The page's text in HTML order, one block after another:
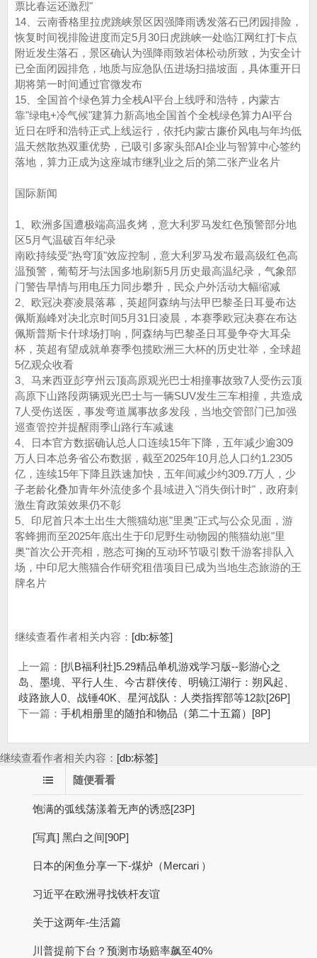
票比春运还激烈"
14、云南香格里拉虎跳峡景区因强降雨诱发落石已闭园排险，
恢复时间视排险进度而定5月30日虎跳峡一处临江网红打卡点
附近发生落石，景区确认为强降雨致岩体松动所致，为安全计
已全面闭园排危，地质与应急队伍进场扫描坡面，具体重开日
期将第一时间通过官微发布
15、全国首个绿色算力全栈AI平台上线呼和浩特，内蒙古
靠"绿电+冷气候"建算力新高地全国首个全栈绿色算力AI平台
近日在呼和浩特正式上线运行，依托内蒙古廉价风电与年均低
温天然散热双重优势，已吸引多家头部AI企业与智算中心签约
落地，算力正成为这座城市继乳业之后的第二张产业名片
国际新闻
1、欧洲多国遭极端高温炙烤，意大利罗马发红色预警部分地
区5月气温破百年纪录
南欧持续受"热穹顶"效应控制，意大利罗马发布最高级红色高
温预警，葡萄牙与法国多地刷新5月历史最高温纪录，气象部
门警告旱情与用电压力同步攀升，民众户外活动大幅缩减
2、欧冠决赛凌晨落幕，英超阿森纳与法甲巴黎圣日耳曼布达
佩斯巅峰对决北京时间5月31日凌晨，本赛季欧冠决赛在布达
佩斯普斯卡什球场打响，阿森纳与巴黎圣日耳曼争夺大耳朵
杯，英超有望成就单赛季包揽欧洲三大杯的历史壮举，全球超
5亿观众收看
3、马来西亚彭亨州云顶高原观光巴士相撞事故致7人受伤云顶
高原下山路段两辆观光巴士与一辆SUV发生三车相撞，共造成
7人受伤送医，事发弯道属事故多发段，当地交管部门已加强
巡查管控并提醒雨季山路行车减速
4、日本官方数据确认总人口连续15年下降，五年减少逾309
万人日本总务省公布数据，截至2025年10月总人口约1.2305
亿，连续15年下降且跌速加快，五年间减少约309.7万人，少
子老龄化叠加青年外流使多个县域进入"消失倒计时"，政府刺
激生育政策效果仍不彰
5、印尼首只本土出生大熊猫幼崽"里奥"正式与公众见面，游
客蜂拥而至2025年底出生于印尼野生动物园的熊猫幼崽"里
奥"首次公开亮相，憨态可掬的互动环节吸引数千游客排队入
场，中印尼大熊猫合作研究租借项目已成为当地生态旅游的王
牌名片
继续查看作者相关内容： [db:标签]
上一篇： [扒B福利社]5.29精品单机游戏学习版--影游心之
岛、墨境、平行人生、今古群侠传、明镜江湖行：朔风起、
歧路旅人0、战锤40K、星河战队：人类指挥部等12款[26P]
下一篇： 手机相册里的随拍和物品（第二十五篇）[8P]
继续查看作者相关内容： [db:标签]
随便看看
饱满的弧线荡漾着无声的诱惑[23P]
[写真] 黑白之间[90P]
日本的闲鱼分享一下-煤炉（Mercari ）
习近平在欧洲寻找铁杆友谊
关于这两年-生活篇
川普提前下台？预测市场赔率飙至40%